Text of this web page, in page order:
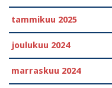
tammikuu 2025
joulukuu 2024
marraskuu 2024